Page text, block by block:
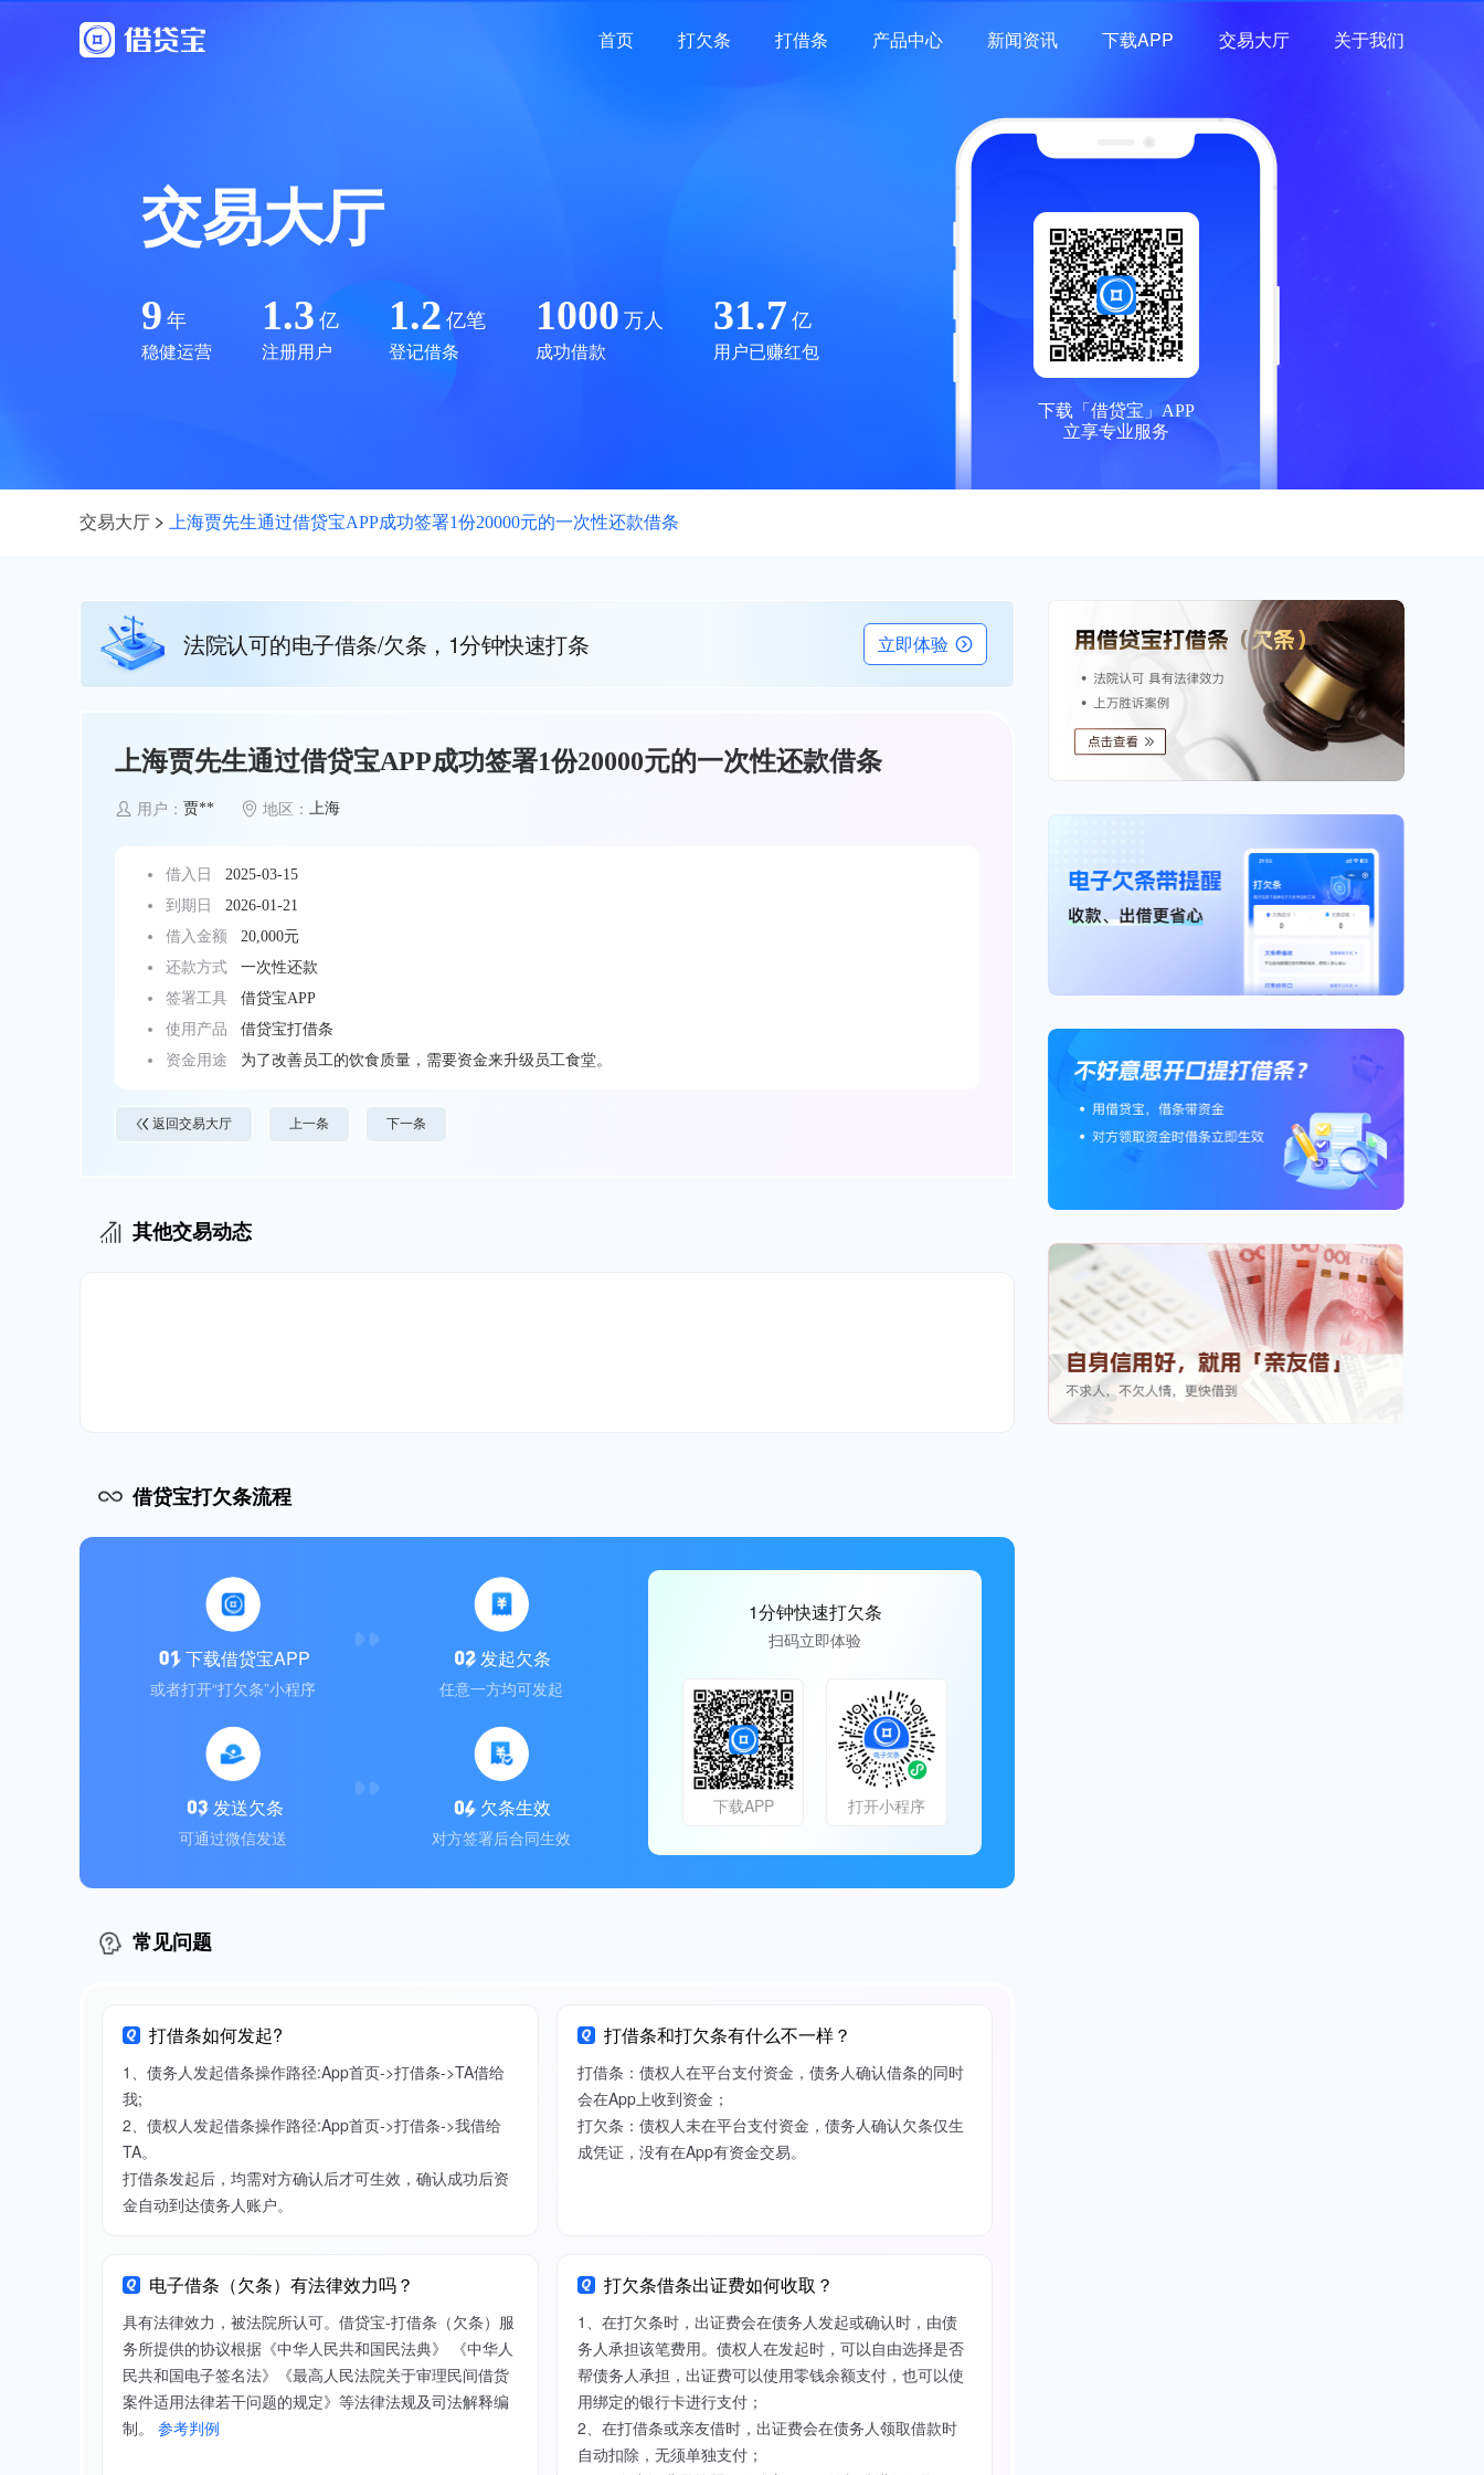
首页 打欠条 打借条 产品中心 新闻资讯 下载APP 交易大厅 关于我们
交易大厅
9 年
稳健运营
1.3 亿
注册用户
1.2 亿笔
登记借条
1000 万人
成功借款
31.7 亿
用户已赚红包
下载「借贷宝」APP
立享专业服务
交易大厅 上海贾先生通过借贷宝APP成功签署1份20000元的一次性还款借条
法院认可的电子借条/欠条，1分钟快速打条 立即体验
上海贾先生通过借贷宝APP成功签署1份20000元的一次性还款借条
用户： 贾** 地区： 上海
借入日
2025-03-15
到期日
2026-01-21
借入金额
20,000元
还款方式
一次性还款
签署工具
借贷宝APP
使用产品
借贷宝打借条
资金用途
为了改善员工的饮食质量，需要资金来升级员工食堂。
返回交易大厅 上一条 下一条
其他交易动态
借贷宝打欠条流程
下载借贷宝APP
或者打开“打欠条”小程序
发起欠条
任意一方均可发起
发送欠条
可通过微信发送
欠条生效
对方签署后合同生效
1分钟快速打欠条
扫码立即体验
下载APP 打开小程序
常见问题
打借条如何发起?
1、债务人发起借条操作路径:App首页->打借条->TA借给
我;
2、债权人发起借条操作路径:App首页->打借条->我借给
TA。
打借条发起后，均需对方确认后才可生效，确认成功后资
金自动到达债务人账户。
打借条和打欠条有什么不一样？
打借条：债权人在平台支付资金，债务人确认借条的同时
会在App上收到资金；
打欠条：债权人未在平台支付资金，债务人确认欠条仅生
成凭证，没有在App有资金交易。
电子借条（欠条）有法律效力吗？
具有法律效力，被法院所认可。借贷宝-打借条（欠条）服
务所提供的协议根据《中华人民共和国民法典》 《中华人
民共和国电子签名法》《最高人民法院关于审理民间借货
案件适用法律若干问题的规定》等法律法规及司法解释编
制。 参考判例
打欠条借条出证费如何收取？
1、在打欠条时，出证费会在债务人发起或确认时，由债
务人承担该笔费用。债权人在发起时，可以自由选择是否
帮债务人承担，出证费可以使用零钱余额支付，也可以使
用绑定的银行卡进行支付；
2、在打借条或亲友借时，出证费会在债务人领取借款时
自动扣除，无须单独支付；